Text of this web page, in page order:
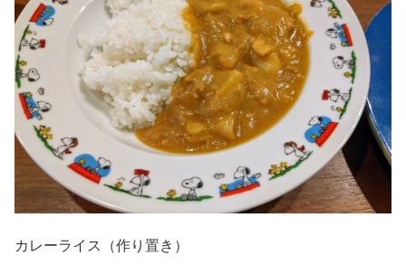
カレーライス（作り置き）